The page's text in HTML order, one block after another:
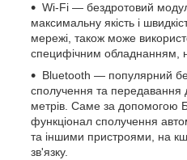
Wi-Fi — бездротовий
максимальну якість і
мережі, також може
специфічним обладнанням,
Bluetooth — популярний
сполучення та передавання
метрів. Саме за допомогою
функціонал сполучення
та іншими пристроями, на
зв'язку.